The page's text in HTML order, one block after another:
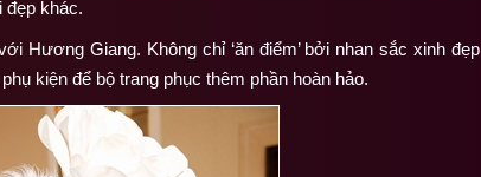
đẹp khác.
Hương Giang. Không chỉ ‘ăn điểm’ bởi nhan sắc xinh đẹp
kiện để bộ trang phục thêm phần hoàn hảo.